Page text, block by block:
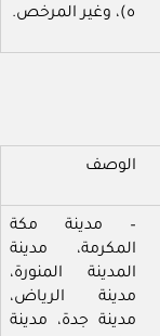
ه)، وغير المرخص.
الوصف
– مدينة مكة
المكرمة، مدينة
المدينة المنورة،
مدينة الرياض،
مدينة جدة، مدينة